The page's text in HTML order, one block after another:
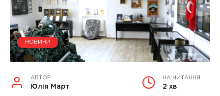
НОВИНИ
АВТОР
Юлія Март
НА ЧИТАННЯ
2 хв